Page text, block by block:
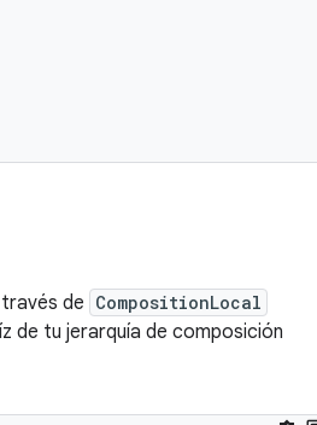
de CompositionLocal
de tu jerarquía de composición